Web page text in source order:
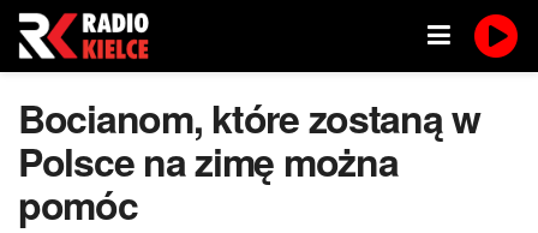
Bocianom, które zostaną w
Polsce na zimę można
pomóc